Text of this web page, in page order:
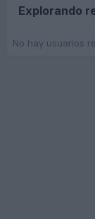
Explorando
No hay usuarios